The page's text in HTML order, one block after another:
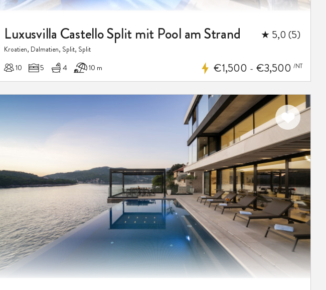
Luxusvilla Castello Split mit Pool am Strand ★ 5,0 (5)
Kroatien, Dalmatien, Split, Split
10 5 4 10 m €1,500 - €3,500 /NT
Favoriten
hinzufügen